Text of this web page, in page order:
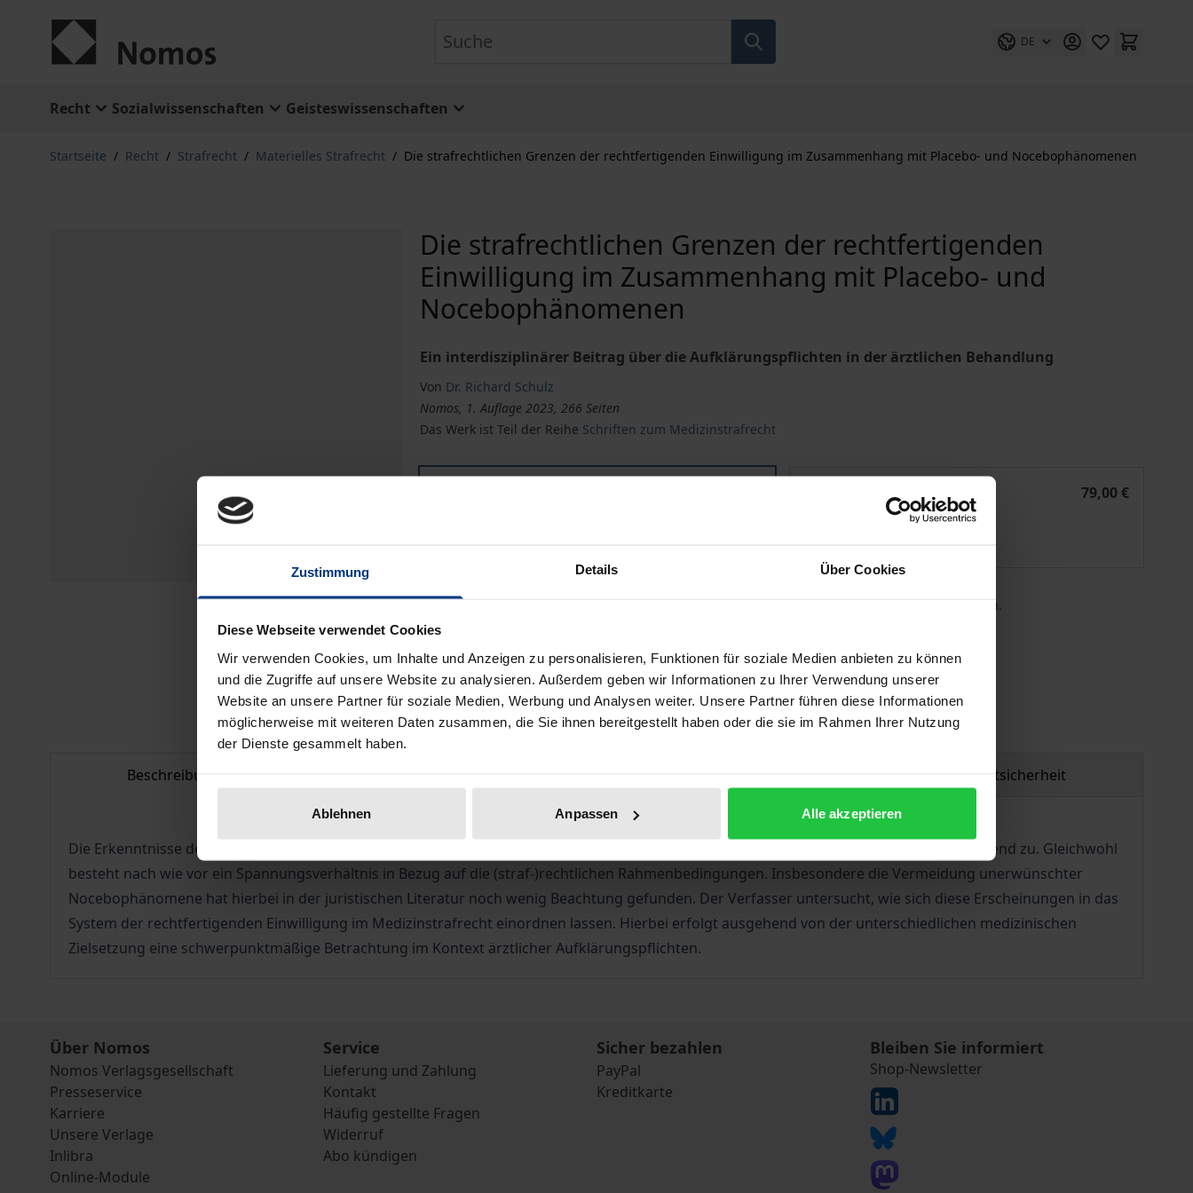
Zustimmung Details Über Cookies
Diese Webseite verwendet Cookies
Wir verwenden Cookies, um Inhalte und Anzeigen zu personalisieren, Funktionen für soziale Medien anbieten zu können
und die Zugriffe auf unsere Website zu analysieren. Außerdem geben wir Informationen zu Ihrer Verwendung unserer
Website an unsere Partner für soziale Medien, Werbung und Analysen weiter. Unsere Partner führen diese Informationen
möglicherweise mit weiteren Daten zusammen, die Sie ihnen bereitgestellt haben oder die sie im Rahmen Ihrer Nutzung
der Dienste gesammelt haben.
Ablehnen Anpassen Alle akzeptieren
DE
Recht Sozialwissenschaften Geisteswissenschaften
Startseite / Recht / Strafrecht / Materielles Strafrecht / Die strafrechtlichen Grenzen der rechtfertigenden Einwilligung im Zusammenhang mit Placebo- und Nocebophänomenen
Die strafrechtlichen Grenzen der rechtfertigenden
Einwilligung im Zusammenhang mit Placebo- und
Nocebophänomenen
Ein interdisziplinärer Beitrag über die Aufklärungspflichten in der ärztlichen Behandlung
Von Dr. Richard Schulz
Nomos, 1. Auflage 2023, 266 Seiten
Das Werk ist Teil der Reihe Schriften zum Medizinstrafrecht
Die strafrechtlichen Grenzen der rechtfertigenden Einwilligung im Zusammenhang mit Placebo- und
Die strafrechtlichen Grenzen der rechtfertigenden
79,00 €
ISBN 978-3-7489-1859-2
Preisangaben inkl. MwSt. Abhängig von der Lieferadresse kann die MwSt. an der Kasse variieren.
In den Warenkorb Zur Wunschliste hinzufügen
Hinweise zu Versandkosten
Beschreibung Produktsicherheit
Die Erkenntnisse der medizinischen Wissenschaft um Placebo- sowie Nocebophänomene für die therapeutische Praxis nehmen fortwährend zu. Gleichwohl
besteht nach wie vor ein Spannungsverhältnis in Bezug auf die (straf-)rechtlichen Rahmenbedingungen. Insbesondere die Vermeidung unerwünschter
Nocebophänomene hat hierbei in der juristischen Literatur noch wenig Beachtung gefunden. Der Verfasser untersucht, wie sich diese Erscheinungen in das
System der rechtfertigenden Einwilligung im Medizinstrafrecht einordnen lassen. Hierbei erfolgt ausgehend von der unterschiedlichen medizinischen
Zielsetzung eine schwerpunktmäßige Betrachtung im Kontext ärztlicher Aufklärungspflichten.
Über Nomos
Nomos Verlagsgesellschaft
Presseservice
Karriere
Unsere Verlage
Inlibra
Online-Module
Service
Lieferung und Zahlung
Kontakt
Häufig gestellte Fragen
Widerruf
Abo kündigen
Sicher bezahlen
PayPal
Kreditkarte
Bleiben Sie informiert
Shop-Newsletter